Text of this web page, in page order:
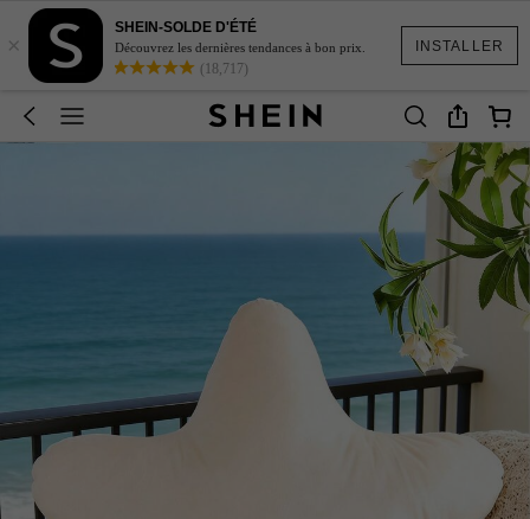
INSTALLER
×
SHEIN-SOLDE D'ÉTÉ
Découvrez les dernières tendances à bon prix.
(18,717)